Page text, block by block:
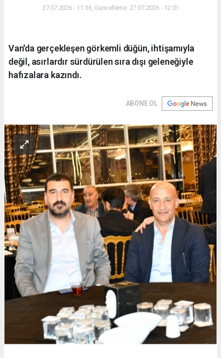
27.07.2026 - 11:36, Güncelleme: 27.07.2026 - 12:01
Van'da gerçekleşen görkemli düğün, ihtişamıyla
değil, asırlardır sürdürülen sıra dışı geleneğiyle
hafızalara kazındı.
ABONE OL